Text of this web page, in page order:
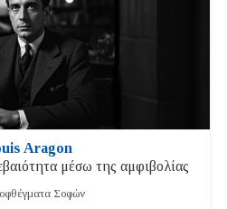
Aragon
μέσω της αμφιβολίας
Σοφών